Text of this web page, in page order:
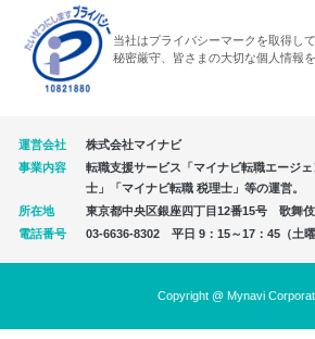
当社はプライバシーマークを取得して
秘密厳守、皆さまの大切な個人情報
運営会社
株式会社マイナビ
事業内容
転職支援サービス「マイナビ転職エージ
士」「マイナビ転職 税理士」等の運営。
所在地
東京都中央区銀座四丁目12番15号 歌舞
電話番号
03-6636-8302 平日 9：15～17：45（土曜
Copyright @ Mynavi